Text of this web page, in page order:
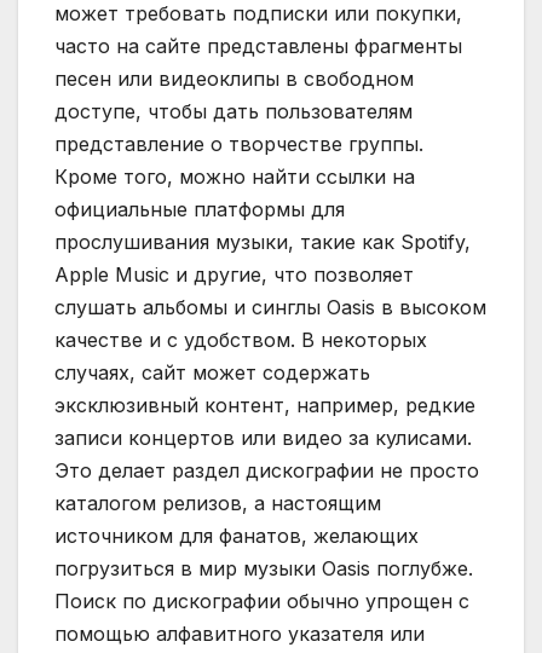
может требовать подписки или покупки,
часто на сайте представлены фрагменты
песен или видеоклипы в свободном
доступе, чтобы дать пользователям
представление о творчестве группы.
Кроме того, можно найти ссылки на
официальные платформы для
прослушивания музыки, такие как Spotify,
Apple Music и другие, что позволяет
слушать альбомы и синглы Oasis в высоком
качестве и с удобством. В некоторых
случаях, сайт может содержать
эксклюзивный контент, например, редкие
записи концертов или видео за кулисами.
Это делает раздел дискографии не просто
каталогом релизов, а настоящим
источником для фанатов, желающих
погрузиться в мир музыки Oasis поглубже.
Поиск по дискографии обычно упрощен с
помощью алфавитного указателя или